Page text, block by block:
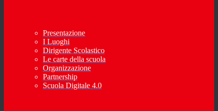
Presentazione
I Luoghi
Dirigente Scolastico
Le carte della scuola
Organizzazione
Partnership
Scuola Digitale 4.0